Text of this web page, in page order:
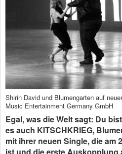
Shirin David und Blumengarten auf
Music Entertainment Germany GmbH
Egal, was die Welt sagt: Du
es auch KITSCHKRIEG,
mit ihrer neuen Single, die am